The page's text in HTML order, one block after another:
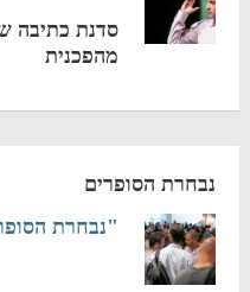
סדנת כתיבה
מהפכנית
נבחרת הסופרים
"נבחרת